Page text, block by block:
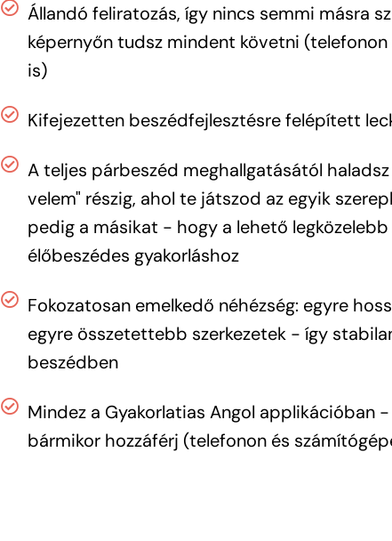
Állandó feliratozás, így nincs semmi másra
képernyőn tudsz mindent követni
is)
Kifejezetten beszédfejlesztésre felépített
A teljes párbeszéd meghallgatásától haladsz
velem" részig, ahol te játszod az egyik
pedig a másikat - hogy a lehető legközelebb
élőbeszédes gyakorláshoz
Fokozatosan emelkedő néhézség: egyre
egyre összetettebb szerkezetek - így
beszédben
Mindez a Gyakorlatias Angol applikációban
bármikor hozzáférj (telefonon és